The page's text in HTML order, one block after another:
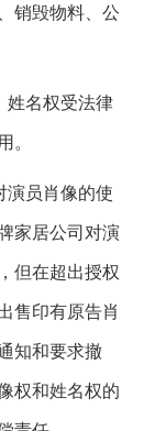
销毁物料、公
姓名权受法律
。
演员肖像的使
家居公司对演
但在超出授权
售印有原告肖
知和要求撤
权和姓名权的